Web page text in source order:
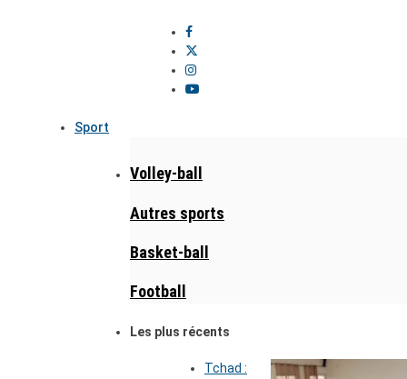
Sport
Volley-ball
Autres sports
Basket-ball
Football
Les plus récents
Tchad :